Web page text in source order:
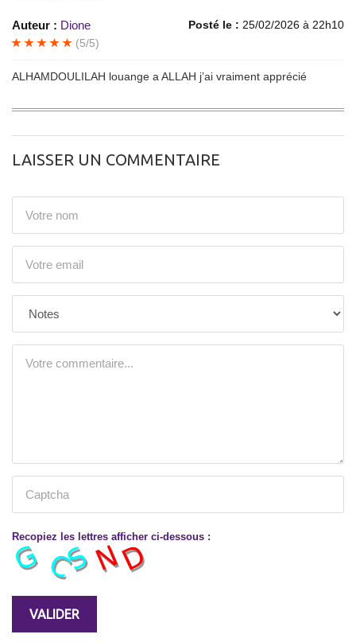
Auteur : Dione Posté le : 25/02/2026 à 22h10
(5/5)
ALHAMDOULILAH louange a ALLAH j’ai vraiment apprécié
LAISSER UN COMMENTAIRE
Recopiez les lettres afficher ci-dessous :